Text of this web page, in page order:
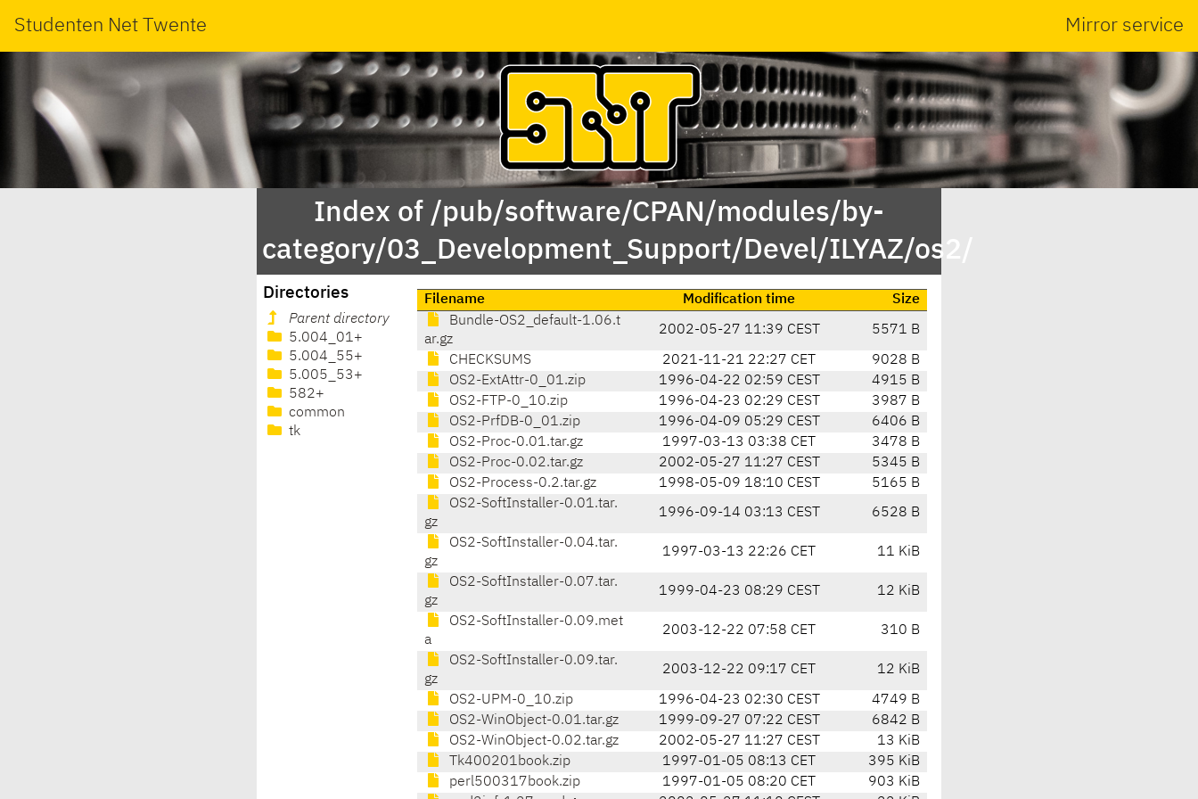
Studenten Net Twente Mirror service
Index of /pub/software/CPAN/modules/by-
category/03_Development_Support/Devel/ILYAZ/os2/
Directories
Parent directory
5.004_01+
5.004_55+
5.005_53+
582+
common
tk
Filename Modification time
Size
Bundle-OS2_default-1.06.t
ar.gz
2002-05-27 11:39 CEST 5571 B
CHECKSUMS 2021-11-21 22:27 CET
9028 B
OS2-ExtAttr-0_01.zip
1996-04-22 02:59 CEST
4915 B
OS2-FTP-0_10.zip
1996-04-23 02:29 CEST
3987 B
OS2-PrfDB-0_01.zip
1996-04-09 05:29 CEST
6406 B
OS2-Proc-0.01.tar.gz
1997-03-13 03:38 CET
3478 B
OS2-Proc-0.02.tar.gz
2002-05-27 11:27 CEST
5345 B
OS2-Process-0.2.tar.gz
1998-05-09 18:10 CEST
5165 B
OS2-SoftInstaller-0.01.tar.
gz
1996-09-14 03:13 CEST 6528 B
OS2-SoftInstaller-0.04.tar.
gz
1997-03-13 22:26 CET 11 KiB
OS2-SoftInstaller-0.07.tar.
gz
1999-04-23 08:29 CEST 12 KiB
OS2-SoftInstaller-0.09.met
a
2003-12-22 07:58 CET 310 B
OS2-SoftInstaller-0.09.tar.
gz
2003-12-22 09:17 CET 12 KiB
OS2-UPM-0_10.zip 1996-04-23 02:30 CEST
4749 B
OS2-WinObject-0.01.tar.gz
1999-09-27 07:22 CEST
6842 B
OS2-WinObject-0.02.tar.gz
2002-05-27 11:27 CEST
13 KiB
Tk400201book.zip
1997-01-05 08:13 CET
395 KiB
perl500317book.zip
1997-01-05 08:20 CET
903 KiB